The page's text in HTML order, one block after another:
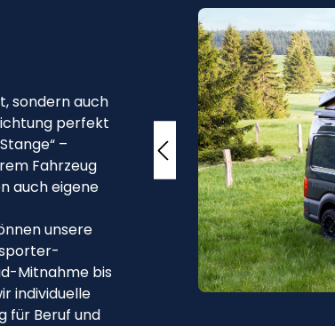
sondern auch
perfekt
–
Fahrzeug
auch eigene
unsere
Mitnahme bis
individuelle
für Beruf und
Bildergalerie